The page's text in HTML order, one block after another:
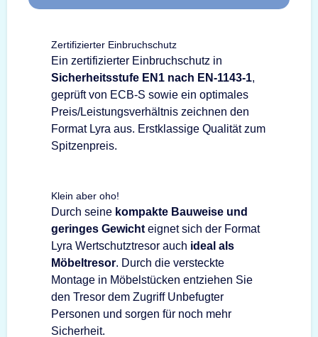
Zertifizierter Einbruchschutz
Ein zertifizierter Einbruchschutz in
Sicherheitsstufe EN1 nach EN-1143-1,
geprüft von ECB-S sowie ein optimales
Preis/Leistungsverhältnis zeichnen den
Format Lyra aus. Erstklassige Qualität zum
Spitzenpreis.
Klein aber oho!
Durch seine kompakte Bauweise und
geringes Gewicht eignet sich der Format
Lyra Wertschutztresor auch ideal als
Möbeltresor. Durch die versteckte
Montage in Möbelstücken entziehen Sie
den Tresor dem Zugriff Unbefugter
Personen und sorgen für noch mehr
Sicherheit.